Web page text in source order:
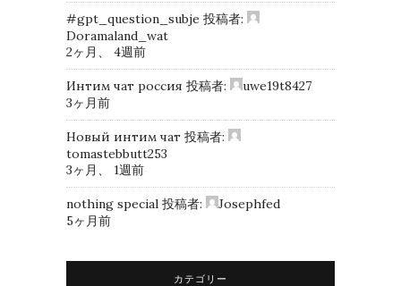
#gpt_question_subje 投稿者:
Doramaland_wat
2ヶ月、 4週前
Интим чат россия 投稿者:
uwe19t8427
3ヶ月前
Новый интим чат 投稿者:
tomastebbutt253
3ヶ月、 1週前
nothing special 投稿者:
Josephfed
5ヶ月前
カテゴリー